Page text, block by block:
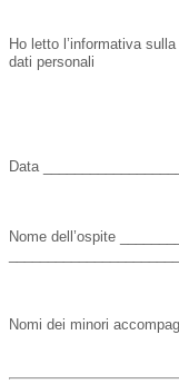
Ho letto l’informativa
dati personali
Data
Nome dell’ospite
Nomi dei minori